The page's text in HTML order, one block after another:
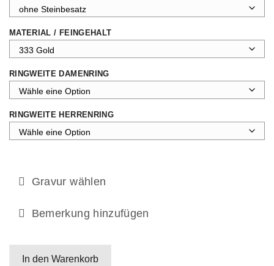
MATERIAL / FEINGEHALT
RINGWEITE DAMENRING
RINGWEITE HERRENRING
Gravur wählen
Bemerkung hinzufügen
In den Warenkorb